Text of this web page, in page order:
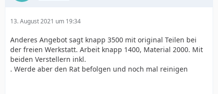
13. August 2021 um 19:34
Anderes Angebot sagt knapp 3500 mit original Teilen bei
der freien Werkstatt. Arbeit knapp 1400, Material 2000. Mit
beiden Verstellern inkl.
. Werde aber den Rat befolgen und noch mal reinigen